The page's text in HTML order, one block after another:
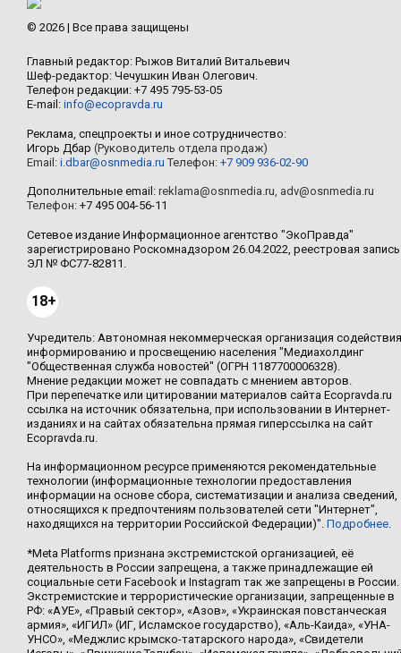
© 2026 | Все права защищены
Главный редактор: Рыжов Виталий Витальевич
Шеф-редактор: Чечушкин Иван Олегович.
Телефон редакции: +7 495 795-53-05
E-mail: info@ecopravda.ru
Реклама, спецпроекты и иное сотрудничество:
Игорь Дбар (Руководитель отдела продаж)
Email: i.dbar@osnmedia.ru Телефон: +7 909 936-02-90
Дополнительные email: reklama@osnmedia.ru, adv@osnmedia.ru
Телефон: +7 495 004-56-11
Сетевое издание Информационное агентство "ЭкоПравда"
зарегистрировано Роскомнадзором 26.04.2022, реестровая запись
ЭЛ № ФС77-82811.
18+
Учредитель: Автономная некоммерческая организация содействия
информированию и просвещению населения "Медиахолдинг
"Общественная служба новостей" (ОГРН 1187700006328).
Мнение редакции может не совпадать с мнением авторов.
При перепечатке или цитировании материалов сайта Ecopravda.ru
ссылка на источник обязательна, при использовании в Интернет-
изданиях и на сайтах обязательна прямая гиперссылка на сайт
Ecopravda.ru.
На информационном ресурсе применяются рекомендательные
технологии (информационные технологии предоставления
информации на основе сбора, систематизации и анализа сведений,
относящихся к предпочтениям пользователей сети "Интернет",
находящихся на территории Российской Федерации)". Подробнее.
*Meta Platforms признана экстремистской организацией, её
деятельность в России запрещена, а также принадлежащие ей
социальные сети Facebook и Instagram так же запрещены в России.
Экстремистские и террористические организации, запрещенные в
РФ: «АУЕ», «Правый сектор», «Азов», «Украинская повстанческая
армия», «ИГИЛ» (ИГ, Исламское государство), «Аль-Каида», «УНА-
УНСО», «Меджлис крымско-татарского народа», «Свидетели